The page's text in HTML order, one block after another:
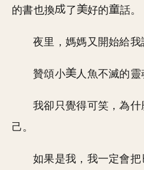
的書也換
了 好的 話。
夜里，媽媽又開始給我
贊頌小 人魚不滅的靈
我卻只覺得可笑，為
己。
如果是我，我一定會把